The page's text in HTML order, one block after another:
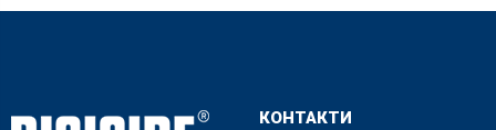
КОНТАКТИ